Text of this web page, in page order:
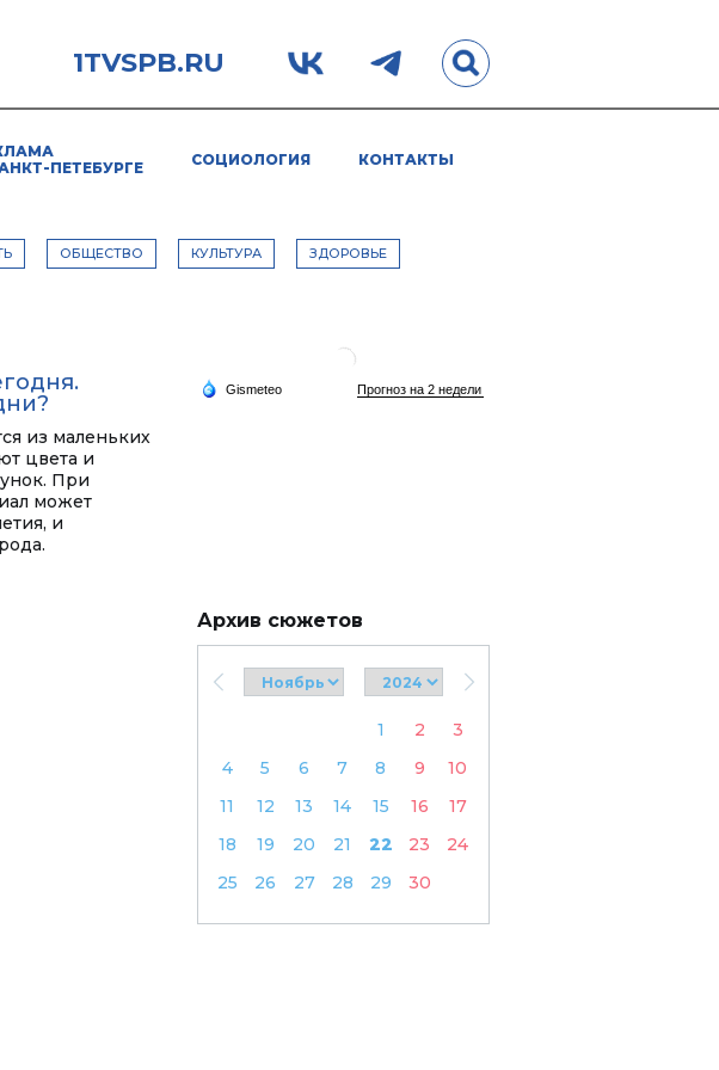
1TVSPB.RU
ПЕТЕБУРГЕ
СОЦИОЛОГИЯ КОНТАКТЫ
ОБЩЕСТВО КУЛЬТУРА ЗДОРОВЬЕ
из маленьких
цвета и
При
может
и
Архив сюжетов
1 2
3
4
5 6 7 8 9
10
11
12 13 14 15 16
17
18
19 20 21 22 23
24
25
26 27 28 29 30